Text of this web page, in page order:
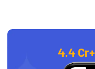
4.4 Cr+